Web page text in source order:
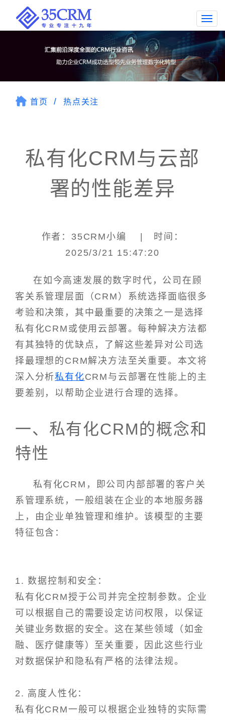
首页 热点关注
私有化CRM与云部
署的性能差异
作者：35CRM小编 | 时间：
2025/3/21 15:47:20
在如今高速发展的数字时代，公司在顾
客关系管理层面（CRM）系统选择面临很多
考验和决策，其中最重要的决策之一是选择
私有化CRM或使用云部署。每种解决方法都
有其独特的优缺点，了解这些差异对公司选
择最理想的CRM解决方法至关重要。本文将
深入分析私有化CRM与云部署在性能上的主
要差别，以帮助企业进行合理的选择。
一、私有化CRM的概念和
特性
私有化CRM，即公司内部部署的客户关
系管理系统，一般组装在企业的本地服务器
上，由企业单独管理和维护。该模型的主要
特征包含：
1. 数据控制和安全：
私有化CRM授于公司并完全控制参数。企业
可以根据自己的需要设定访问权限，以保证
关键业务数据的安全。这在某些领域（如金
融、医疗健康等）至关重要，因此这些行业
对数据保护和隐私有严格的法律法规。
2. 高度人性化：
私有化CRM一般可以根据企业独特的实际需